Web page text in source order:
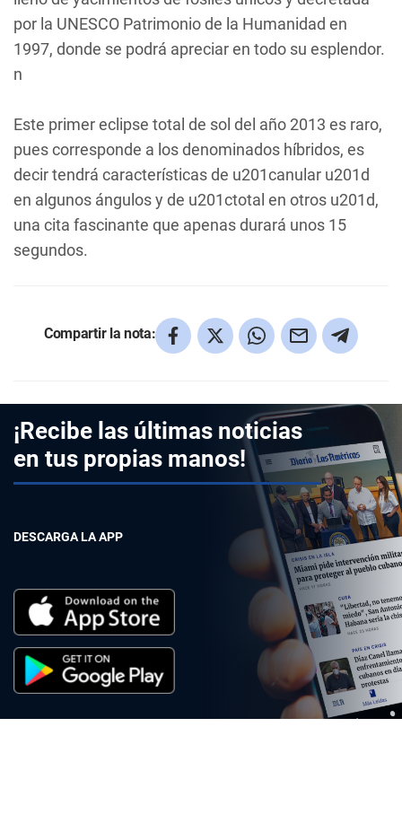
por la UNESCO Patrimonio de la Humanidad en
1997, donde se podrá apreciar en todo su esplendor.
n
Este primer eclipse total de sol del año 2013 es raro,
pues corresponde a los denominados híbridos, es
decir tendrá características de u201canular u201d
en algunos ángulos y de u201ctotal en otros u201d,
una cita fascinante que apenas durará unos 15
segundos.
Compartir la nota:
¡Recibe las últimas noticias
en tus propias manos!
DESCARGA LA APP